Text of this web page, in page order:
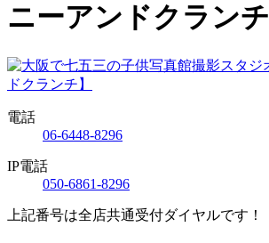
ニーアンドクランチ
電話
06-6448-8296
IP電話
050-6861-8296
上記番号は全店共通受付ダイヤルです！